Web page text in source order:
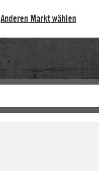
Anderen Markt wählen